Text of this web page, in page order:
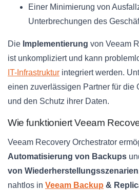
Einer Minimierung von
Unterbrechungen des
Die Implementierung von Veeam
ist unkompliziert und kann
IT-Infrastruktur integriert werden.
einen zuverlässigen Partner für die
und den Schutz ihrer Daten.
Wie funktioniert Veeam
Veeam Recovery Orchestrator
Automatisierung von Backups
von Wiederherstellungsszenarien
nahtlos in Veeam Backup &